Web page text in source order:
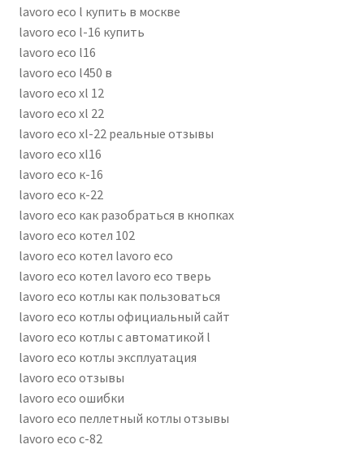
lavoro eco l купить в москве
lavoro eco l-16 купить
lavoro eco l16
lavoro eco l450 в
lavoro eco xl 12
lavoro eco xl 22
lavoro eco xl-22 реальные отзывы
lavoro eco xl16
lavoro eco к-16
lavoro eco к-22
lavoro eco как разобраться в кнопках
lavoro eco котел 102
lavoro eco котел lavoro eco
lavoro eco котел lavoro eco тверь
lavoro eco котлы как пользоваться
lavoro eco котлы официальный сайт
lavoro eco котлы с автоматикой l
lavoro eco котлы эксплуатация
lavoro eco отзывы
lavoro eco ошибки
lavoro eco пеллетный котлы отзывы
lavoro eco с-82